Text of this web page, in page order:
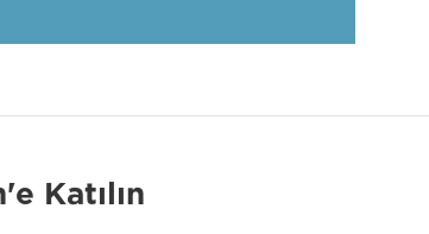
Katılın